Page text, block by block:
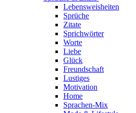
Lebensweisheiten
Sprüche
Zitate
Sprichwörter
Worte
Liebe
Glück
Freundschaft
Lustiges
Motivation
Home
Sprachen-Mix